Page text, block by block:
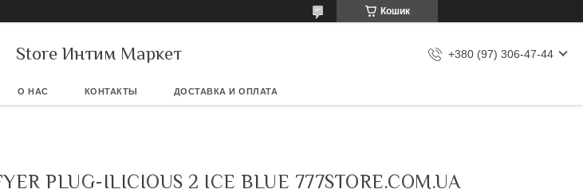
Кошик
Store Интим Маркет +380 (97) 306-47-44
О НАС КОНТАКТЫ ДОСТАВКА И ОПЛАТА
PLUG-ILICIOUS 2 ICE BLUE 777STORE.COM.UA